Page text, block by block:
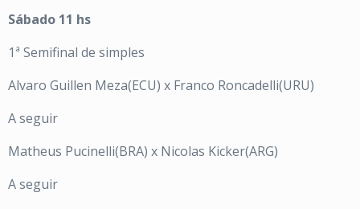
Sábado 11 hs
1ª Semifinal de simples
Alvaro Guillen Meza(ECU) x Franco Roncadelli(URU)
A seguir
Matheus Pucinelli(BRA) x Nicolas Kicker(ARG)
A seguir